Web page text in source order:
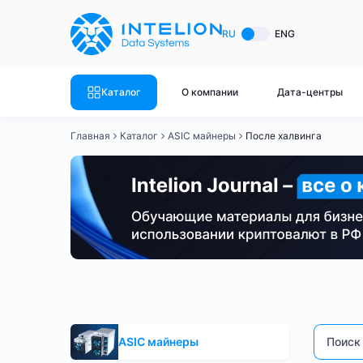
RU ENG
Каталог О компании Дата-центры
ASIC майнеры
Canaan
Innosilicon
Смотреть весь каталог
Готовый
Готовый
Готовый
Готовый
Готовый
Главная Каталог ASIC майнеры После халвинга
ASIC майнеры